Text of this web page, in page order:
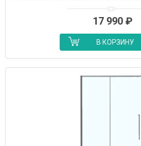
17 990 ₽
В КОРЗИНУ